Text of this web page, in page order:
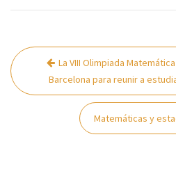
Navegación
de
entradas
La VIII Olimpiada
Barcelona para reunir a
Matemáticas y